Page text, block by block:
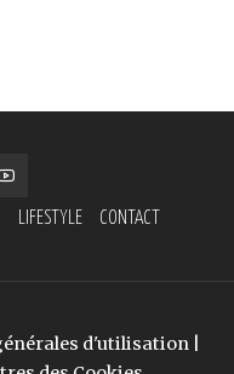
LIFESTYLE CONTACT
d'utilisation